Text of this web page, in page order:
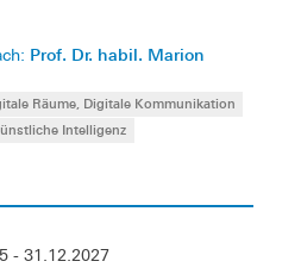
Prof. Dr. habil. Marion
Räume, Digitale Kommunikation
Intelligenz
- 31.12.2027